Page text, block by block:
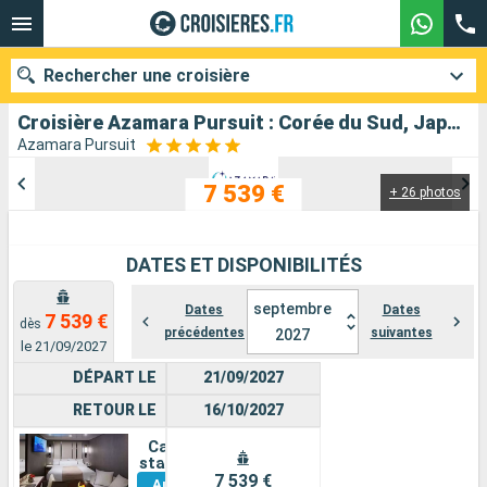
Croisière Azamara Pursuit : Corée du Sud, Japon, Chine, Vietnam, Thaïlande, Singapour au départ de Incheon
Azamara Pursuit
+ 26 photos
7 539 €
DATES ET DISPONIBILITÉS
dès 7 539 €
le 21/09/2027
Dates
précédentes
septembre
2027
Dates
suivantes
DÉPART LE
RETOUR LE
Cabine
standard
Voir
21/09/2027
16/10/2027
7 539 €
Rechercher une croisière
Ports Compagnies
Rechercher